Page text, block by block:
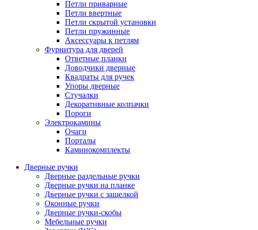
Петли приварные
Петли ввертные
Петли скрытой установки
Петли пружинные
Аксессуары к петлям
Фурнитура для дверей
Ответные планки
Доводчики дверные
Квадраты для ручек
Упоры дверные
Стучалки
Декоративные колпачки
Пороги
Электрокамины
Очаги
Порталы
Каминокомплекты
Дверные ручки
Дверные раздельные ручки
Дверные ручки на планке
Дверные ручки с защелкой
Оконные ручки
Дверные ручки-скобы
Мебельные ручки